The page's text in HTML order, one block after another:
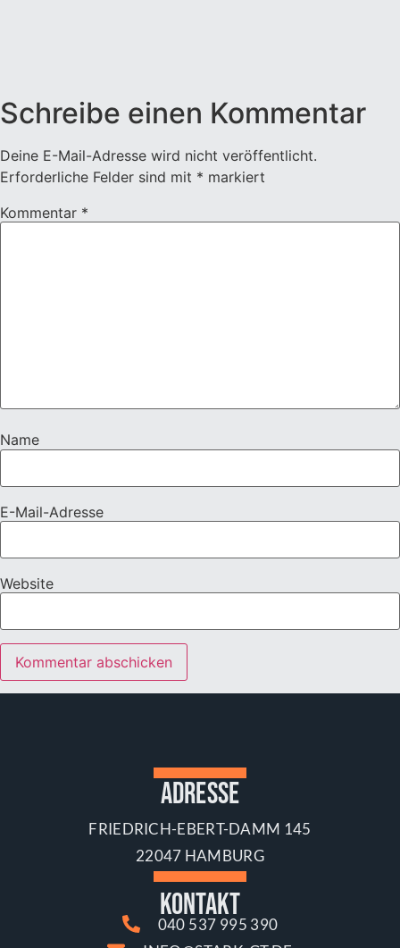
Schreibe einen Kommentar
Deine E-Mail-Adresse wird nicht veröffentlicht.
Erforderliche Felder sind mit * markiert
Kommentar *
Name
E-Mail-Adresse
Website
Adresse
FRIEDRICH-EBERT-DAMM 145
22047 HAMBURG
Kontakt
040 537 995 390